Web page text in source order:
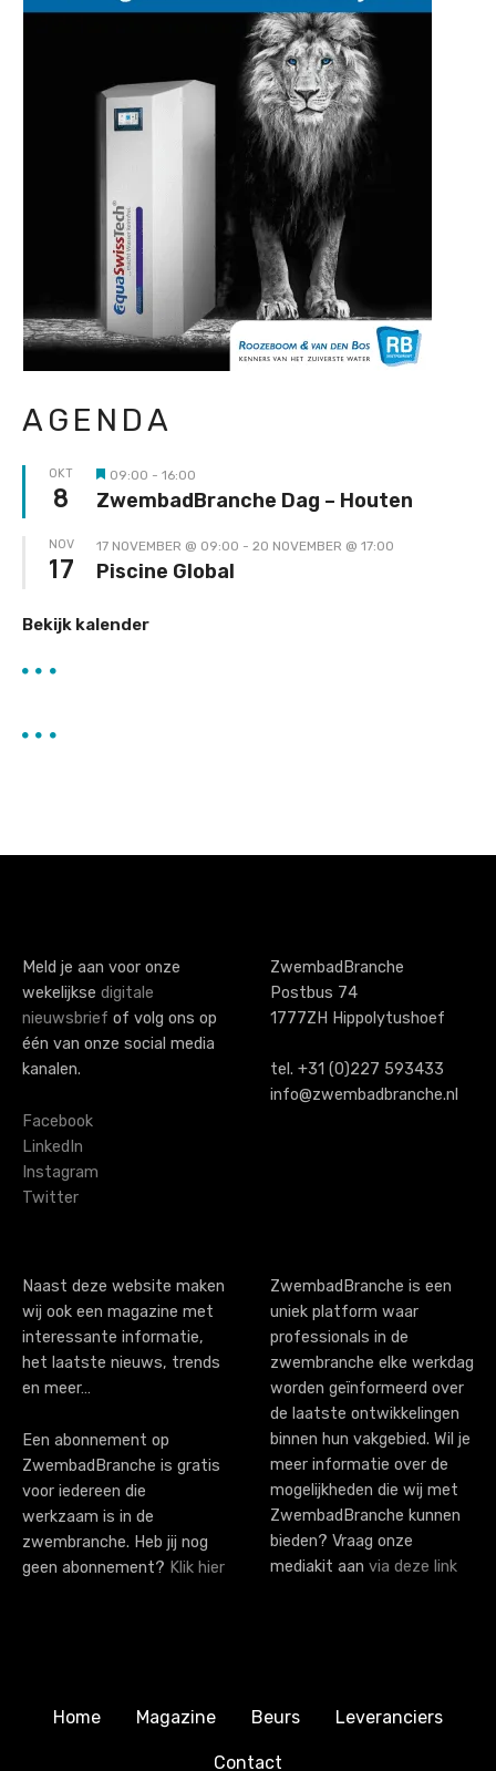
AGENDA
OKT
8 Uitgelicht
09:00 - 16:00
ZwembadBranche Dag – Houten
NOV
17
17 NOVEMBER @ 09:00 - 20 NOVEMBER @ 17:00
Piscine Global
Bekijk kalender
Meld je aan voor onze
wekelijkse digitale
nieuwsbrief of volg ons op
één van onze social media
kanalen.
Facebook
LinkedIn
Instagram
Twitter
ZwembadBranche
Postbus 74
1777ZH Hippolytushoef
tel. +31 (0)227 593433
info@zwembadbranche.nl
Naast deze website maken
wij ook een magazine met
interessante informatie,
het laatste nieuws, trends
en meer…
Een abonnement op
ZwembadBranche is gratis
voor iedereen die
werkzaam is in de
zwembranche. Heb jij nog
geen abonnement? Klik hier
ZwembadBranche is een
uniek platform waar
professionals in de
zwembranche elke werkdag
worden geïnformeerd over
de laatste ontwikkelingen
binnen hun vakgebied. Wil je
meer informatie over de
mogelijkheden die wij met
ZwembadBranche kunnen
bieden? Vraag onze
mediakit aan via deze link
Home Magazine Beurs Leveranciers
Contact